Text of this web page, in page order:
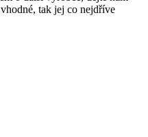
tak jej co nejdříve